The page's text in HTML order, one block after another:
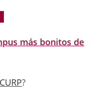
más bonitos de
?